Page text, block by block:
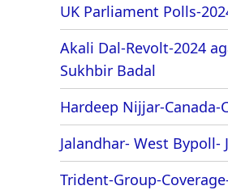
UK Parliament Polls-
Akali Dal-Revolt-2024
Sukhbir Badal
Hardeep Nijjar-Canada-
Jalandhar- West Bypoll-
Trident-Group-